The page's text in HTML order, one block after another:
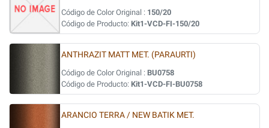
Código de Color Original : 150/20
Código de Producto: Kit1-VCD-FI-150/20
ANTHRAZIT MATT MET. (PARAURTI)
Código de Color Original : BU0758
Código de Producto: Kit1-VCD-FI-BU0758
ARANCIO TERRA / NEW BATIK MET.